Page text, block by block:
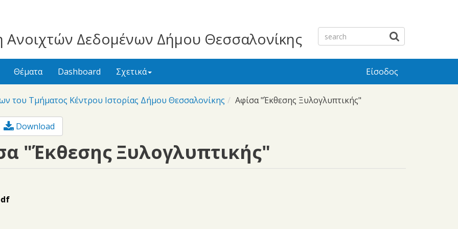
Ανοιχτών Δεδομένων Δήμου Θεσσαλονίκης
Θέματα Dashboard Σχετικά Είσοδος
του Τμήματος Κέντρου Ιστορίας Δήμου Θεσσαλονίκης Αφίσα "Έκθεσης Ξυλογλυπτικής"
Download
"Έκθεσης Ξυλογλυπτικής"